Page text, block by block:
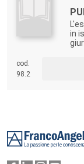
in
cod.
98.2